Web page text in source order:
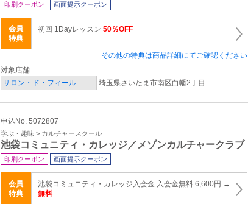
印刷クーポン 画面提示クーポン
会員
特典
初回 1Dayレッスン 50％OFF
その他の特典は商品詳細にてご確認ください
対象店舗
サロン・ド・フィール
埼玉県さいたま市南区白幡2丁目
申込No. 5072807
学ぶ・趣味 > カルチャースクール
池袋コミュニティ・カレッジ／メゾンカルチャークラブ
印刷クーポン 画面提示クーポン
会員
特典
池袋コミュニティ・カレッジ入会金 入会金無料 6,600円 →
無料